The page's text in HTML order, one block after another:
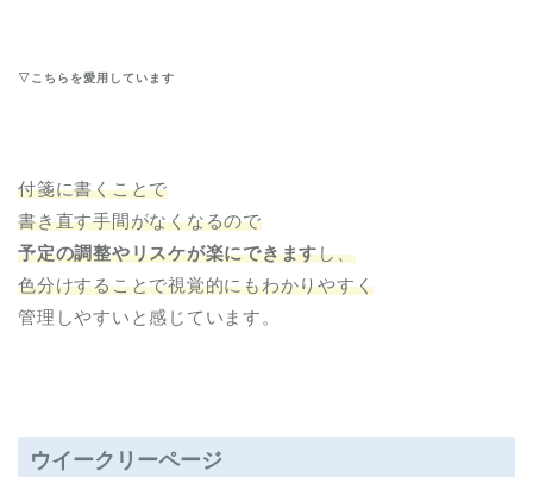
▽こちらを愛用しています
付箋に書くことで
書き直す手間がなくなるので
予定の調整やリスケが楽にできますし、
色分けすることで視覚的にもわかりやすく
管理しやすいと感じています。
ウイークリーページ